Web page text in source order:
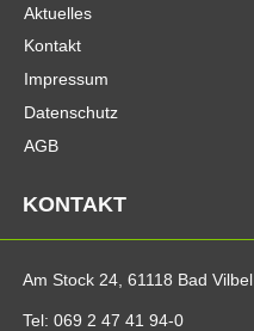
Aktuelles
Kontakt
Impressum
Datenschutz
AGB
KONTAKT
Am Stock 24, 61118 Bad Vilbel
Tel: 069 2 47 41 94-0